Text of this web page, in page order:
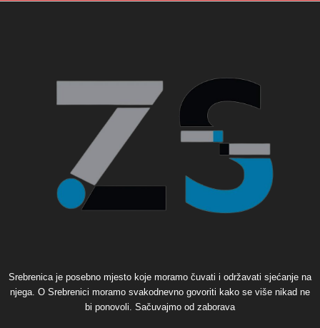
Srebrenica je posebno mjesto koje moramo čuvati i održavati sjećanje na
njega. O Srebrenici moramo svakodnevno govoriti kako se više nikad ne
bi ponovoli. Sačuvajmo od zaborava